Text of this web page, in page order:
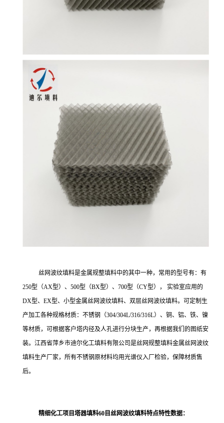
丝网波纹填料是金属规整填料中的其中一种，常用的型号有：有
250型（AX型）、500型（BX型）、700型（CY型）， 实验室应用的
DX型、EX型、小型金属丝网波纹填料、双层丝网波纹填料。可定制生
产加工各种规格材质：不锈钢（304/304L/316/316L）、铜、铝、铁、镍
等材质，可根据客户塔内径及人孔进行分块生产，再根据我们的图纸安
装。江西省萍乡市迪尔化工填料有限公司是丝网规整填料金属丝网波纹
填料生产厂家，所有不锈钢原材料均用光谱仪入厂检验，保障材质售
后。
精细化工项目塔器填料60目丝网波纹填料特点特性数据：